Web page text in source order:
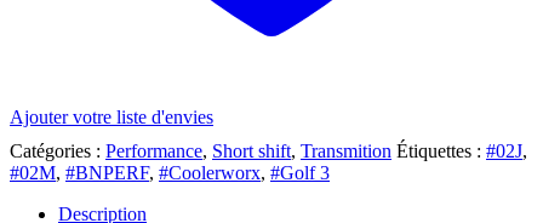
Ajouter votre liste d'envies
Catégories : Performance, Short shift, Transmition Étiquettes : #02J,
#02M, #BNPERF, #Coolerworx, #Golf 3
Description